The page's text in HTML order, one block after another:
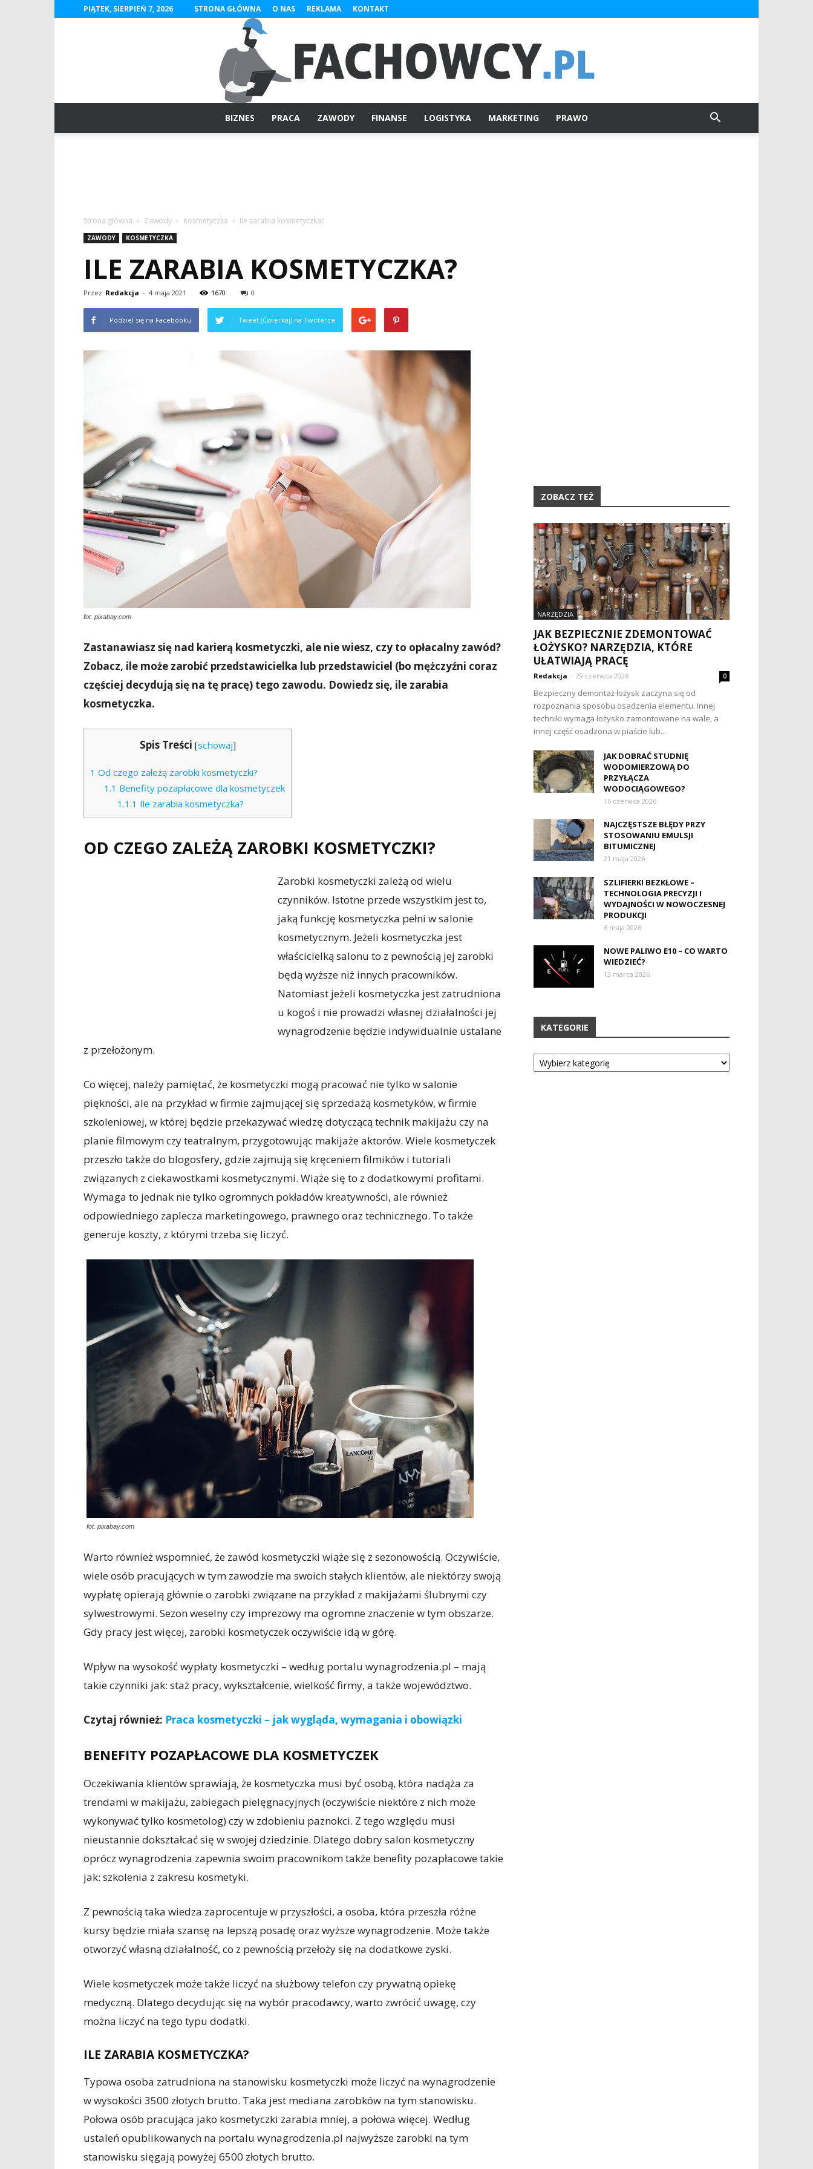
PIĄTEK, SIERPIEŃ 7, 2026 STRONA GŁÓWNA O NAS REKLAMA KONTAKT
BIZNES PRACA ZAWODY FINANSE LOGISTYKA MARKETING PRAWO
Strona główna Zawody Kosmetyczka Ile zarabia kosmetyczka?
ZAWODY KOSMETYCZKA
ILE ZARABIA KOSMETYCZKA?
Przez Redakcja - 4 maja 2021 1670 0
Podziel się na Facebooku Tweet (Ćwierkaj) na Twitterze
fot. pixabay.com
Zastanawiasz się nad karierą kosmetyczki, ale nie wiesz, czy to opłacalny zawód?
Zobacz, ile może zarobić przedstawicielka lub przedstawiciel (bo mężczyźni coraz
częściej decydują się na tę pracę) tego zawodu. Dowiedz się, ile zarabia
kosmetyczka.
Spis Treści [schowaj]
1 Od czego zależą zarobki kosmetyczki?
1.1 Benefity pozapłacowe dla kosmetyczek
1.1.1 Ile zarabia kosmetyczka?
OD CZEGO ZALEŻĄ ZAROBKI KOSMETYCZKI?
Zarobki kosmetyczki zależą od wielu
czynników. Istotne przede wszystkim jest to,
jaką funkcję kosmetyczka pełni w salonie
kosmetycznym. Jeżeli kosmetyczka jest
właścicielką salonu to z pewnością jej zarobki
będą wyższe niż innych pracowników.
Natomiast jeżeli kosmetyczka jest zatrudniona
u kogoś i nie prowadzi własnej działalności jej
wynagrodzenie będzie indywidualnie ustalane
z przełożonym.
Co więcej, należy pamiętać, że kosmetyczki mogą pracować nie tylko w salonie
piękności, ale na przykład w firmie zajmującej się sprzedażą kosmetyków, w firmie
szkoleniowej, w której będzie przekazywać wiedzę dotyczącą technik makijażu czy na
planie filmowym czy teatralnym, przygotowując makijaże aktorów. Wiele kosmetyczek
przeszło także do blogosfery, gdzie zajmują się kręceniem filmików i tutoriali
związanych z ciekawostkami kosmetycznymi. Wiąże się to z dodatkowymi profitami.
Wymaga to jednak nie tylko ogromnych pokładów kreatywności, ale również
odpowiedniego zaplecza marketingowego, prawnego oraz technicznego. To także
generuje koszty, z którymi trzeba się liczyć.
fot. pixabay.com
Warto również wspomnieć, że zawód kosmetyczki wiąże się z sezonowością. Oczywiście,
wiele osób pracujących w tym zawodzie ma swoich stałych klientów, ale niektórzy swoją
wypłatę opierają głównie o zarobki związane na przykład z makijażami ślubnymi czy
sylwestrowymi. Sezon weselny czy imprezowy ma ogromne znaczenie w tym obszarze.
Gdy pracy jest więcej, zarobki kosmetyczek oczywiście idą w górę.
Wpływ na wysokość wypłaty kosmetyczki – według portalu wynagrodzenia.pl – mają
takie czynniki jak: staż pracy, wykształcenie, wielkość firmy, a także województwo.
Czytaj również: Praca kosmetyczki – jak wygląda, wymagania i obowiązki
BENEFITY POZAPŁACOWE DLA KOSMETYCZEK
Oczekiwania klientów sprawiają, że kosmetyczka musi być osobą, która nadąża za
trendami w makijażu, zabiegach pielęgnacyjnych (oczywiście niektóre z nich może
wykonywać tylko kosmetolog) czy w zdobieniu paznokci. Z tego względu musi
nieustannie dokształcać się w swojej dziedzinie. Dlatego dobry salon kosmetyczny
oprócz wynagrodzenia zapewnia swoim pracownikom także benefity pozapłacowe takie
jak: szkolenia z zakresu kosmetyki.
Z pewnością taka wiedza zaprocentuje w przyszłości, a osoba, która przeszła różne
kursy będzie miała szansę na lepszą posadę oraz wyższe wynagrodzenie. Może także
otworzyć własną działalność, co z pewnością przełoży się na dodatkowe zyski.
Wiele kosmetyczek może także liczyć na służbowy telefon czy prywatną opiekę
medyczną. Dlatego decydując się na wybór pracodawcy, warto zwrócić uwagę, czy
można liczyć na tego typu dodatki.
ILE ZARABIA KOSMETYCZKA?
Typowa osoba zatrudniona na stanowisku kosmetyczki może liczyć na wynagrodzenie
w wysokości 3500 złotych brutto. Taka jest mediana zarobków na tym stanowisku.
Połowa osób pracująca jako kosmetyczki zarabia mniej, a połowa więcej. Według
ustaleń opublikowanych na portalu wynagrodzenia.pl najwyższe zarobki na tym
stanowisku sięgają powyżej 6500 złotych brutto.
ZOBACZ TEŻ
NARZĘDZIA
JAK BEZPIECZNIE ZDEMONTOWAĆ
ŁOŻYSKO? NARZĘDZIA, KTÓRE
UŁATWIAJĄ PRACĘ
Redakcja - 29 czerwca 2026 0
Bezpieczny demontaż łożysk zaczyna się od
rozpoznania sposobu osadzenia elementu. Innej
techniki wymaga łożysko zamontowane na wale, a
innej część osadzona w piaście lub...
JAK DOBRAĆ STUDNIĘ
WODOMIERZOWĄ DO
PRZYŁĄCZA
WODOCIĄGOWEGO?
16 czerwca 2026
NAJCZĘSTSZE BŁĘDY PRZY
STOSOWANIU EMULSJI
BITUMICZNEJ
21 maja 2026
SZLIFIERKI BEZKŁOWE –
TECHNOLOGIA PRECYZJI I
WYDAJNOŚCI W NOWOCZESNEJ
PRODUKCJI
6 maja 2026
NOWE PALIWO E10 – CO WARTO
WIEDZIEĆ?
13 marca 2026
KATEGORIE
Kategorie